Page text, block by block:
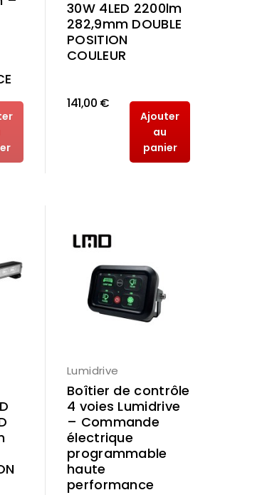
30W 4LED 2200lm
282,9mm DOUBLE
POSITION
COULEUR
141,00 €
Ajouter
au
panier
Lumidrive
Boîtier de contrôle
4 voies Lumidrive
– Commande
électrique
programmable
haute
performance